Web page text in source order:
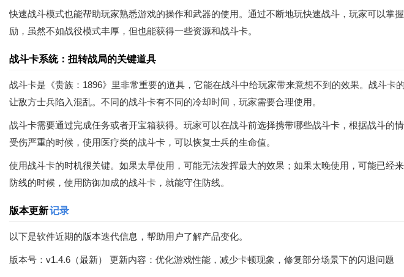
快速战斗模式也能帮助玩家熟悉游戏的操作和武器的使用。通过不断地玩快速战斗，玩家可以
励，虽然不如战役模式丰厚，但也能获得一些资源和战斗卡。
战斗卡系统：扭转战局的关键道具
战斗卡是《贵族：1896》里非常重要的道具，它能在战斗中给玩家带来意想不到的效果。战斗
让敌方士兵陷入混乱。不同的战斗卡有不同的冷却时间，玩家需要合理使用。
战斗卡需要通过完成任务或者开宝箱获得。玩家可以在战斗前选择携带哪些战斗卡，根据战斗
受伤严重的时候，使用医疗类的战斗卡，可以恢复士兵的生命值。
使用战斗卡的时机很关键。如果太早使用，可能无法发挥最大的效果；如果太晚使用，可能已
防线的时候，使用防御加成的战斗卡，就能守住防线。
版本更新记录
以下是软件近期的版本迭代信息，帮助用户了解产品变化。
版本号：v1.4.6（最新） 更新内容：优化游戏性能，减少卡顿现象，修复部分场景下的闪退问题